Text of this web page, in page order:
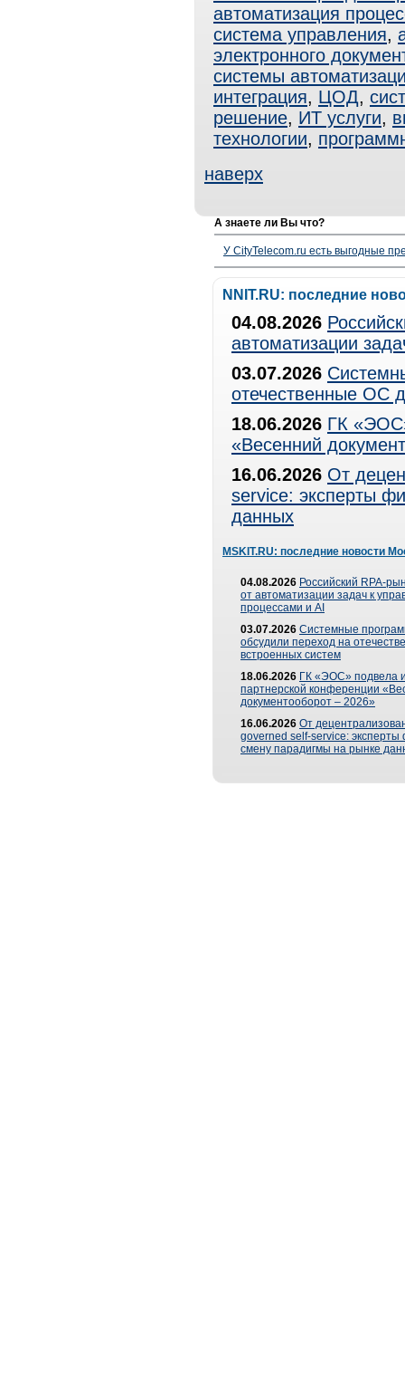
автоматизация
система управления,
электронного
системы
интеграция, ЦОД,
решение, ИТ услуги,
технологии,
наверх
А знаете ли Вы что?
У CityTelecom.ru есть выгодные
NNIT.RU: последние
04.08.2026
автоматизации
03.07.2026
отечественные ОС
18.06.2026 ГК
«Весенний
16.06.2026 От
service: эксперты
данных
MSKIT.RU: последние новости
04.08.2026 Российский RPA-
от автоматизации задач к
процессами и AI
03.07.2026 Системные
обсудили переход на
встроенных систем
18.06.2026 ГК «ЭОС» подвела
партнерской конференции
документооборот – 2026»
16.06.2026 От
governed self-service: эксперты
смену парадигмы на рынке